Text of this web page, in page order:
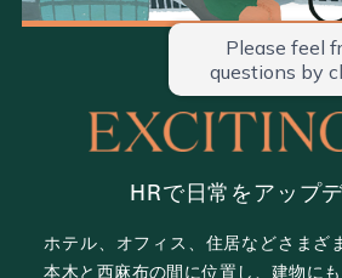
HRで日常をアップ
ホテル、オフィス、住居などさまざ
本木と西麻布の間に位置し、 建物に